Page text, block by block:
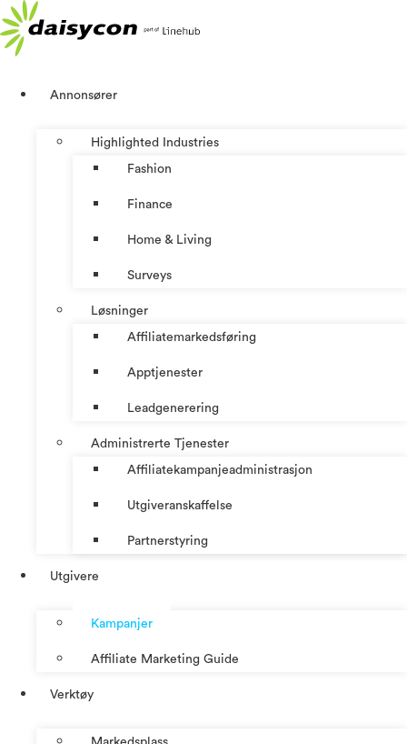
Skip
to
content
Annonsører
Highlighted Industries
Fashion
Finance
Home & Living
Surveys
Løsninger
Affiliatemarkedsføring
Apptjenester
Leadgenerering
Administrerte Tjenester
Affiliatekampanjeadministrasjon
Utgiveranskaffelse
Partnerstyring
Utgivere
Kampanjer
Affiliate Marketing Guide
Verktøy